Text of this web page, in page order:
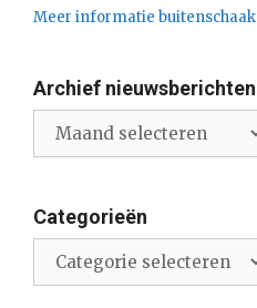
Meer informatie buitenschaak
Archief nieuwsberichten
nieuwsberichten
Categorieën